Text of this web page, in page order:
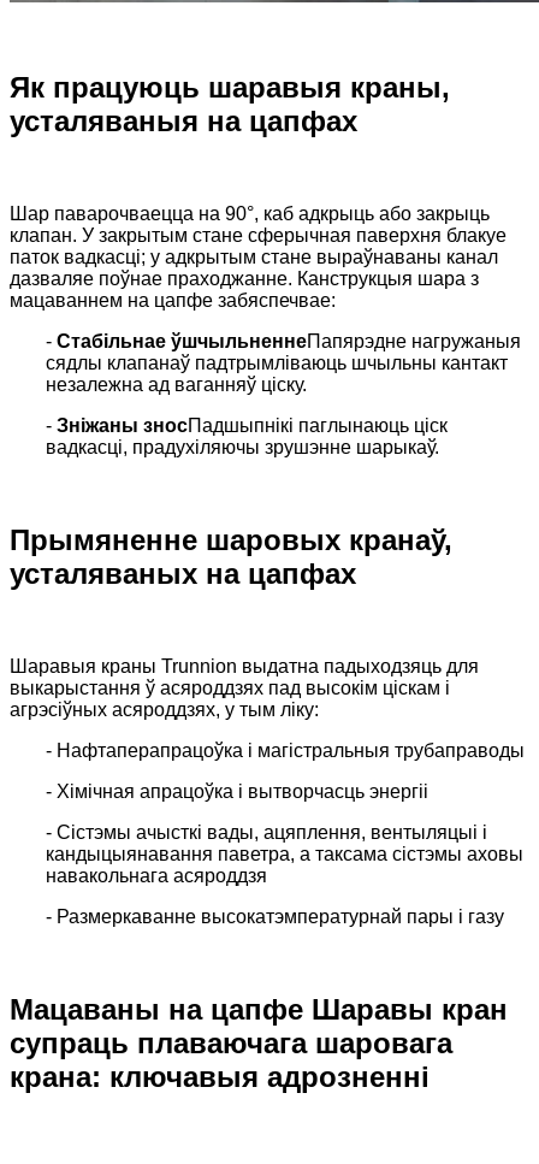
Як працуюць шаравыя краны,
усталяваныя на цапфах
Шар паварочваецца на 90°, каб адкрыць або закрыць
клапан. У закрытым стане сферычная паверхня блакуе
паток вадкасці; у адкрытым стане выраўнаваны канал
дазваляе поўнае праходжанне. Канструкцыя шара з
мацаваннем на цапфе забяспечвае:
- Стабільнае ўшчыльненнеПапярэдне нагружаныя
сядлы клапанаў падтрымліваюць шчыльны кантакт
незалежна ад ваганняў ціску.
- Зніжаны зносПадшыпнікі паглынаюць ціск
вадкасці, прадухіляючы зрушэнне шарыкаў.
Прымяненне шаровых кранаў,
усталяваных на цапфах
Шаравыя краны Trunnion выдатна падыходзяць для
выкарыстання ў асяроддзях пад высокім ціскам і
агрэсіўных асяроддзях, у тым ліку:
- Нафтаперапрацоўка і магістральныя трубаправоды
- Хімічная апрацоўка і вытворчасць энергіі
- Сістэмы ачысткі вады, ацяплення, вентыляцыі і
кандыцыянавання паветра, а таксама сістэмы аховы
навакольнага асяроддзя
- Размеркаванне высокатэмпературнай пары і газу
Мацаваны на цапфе Шаравы кран
супраць плаваючага шаровага
крана: ключавыя адрозненні